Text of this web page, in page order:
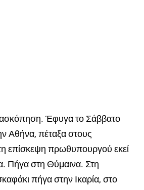
Έφυγα το Σάββατο
Αθήνα, πέταξα στους
επίσκεψη πρωθυπουργού εκεί
Πήγα στη Θύμαινα. Στη
πήγα στην Ικαρία, στο